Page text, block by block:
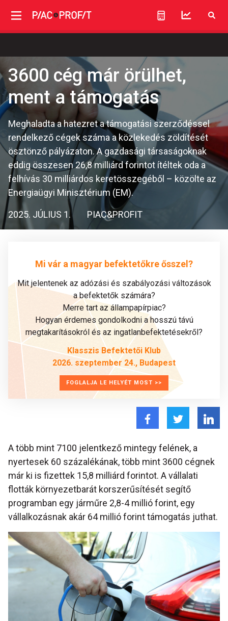
3600 cég már örülhet,
ment a támogatás
Meghaladta a hatezret a támogatási szerződéssel
rendelkező cégek száma a közlekedés zöldítését
ösztönző pályázaton. A gazdasági társaságoknak
eddig összesen 26,8 milliárd forintot ítéltek oda a
felhívás 30 milliárdos keretösszegéből – közölte az
Energiaügyi Minisztérium (EM).
2025. JÚLIUS 1. PIAC&PROFIT
Mi vár a magyar befektetőkre ősszel?
Mit jelentenek az adózási és szabályozási változások
a befektetők számára?
Merre tart az állampapírpiac?
Hogyan érdemes gondolkodni a hosszú távú
megtakarításokról és az ingatlanbefektetésekről?
Klasszis Befektetői Klub
2026. szeptember 24., Budapest
FOGLALJA LE HELYÉT MOST >>
A több mint 7100 jelentkező mintegy felének, a
nyertesek 60 százalékának, több mint 3600 cégnek
már ki is fizettek 15,8 milliárd forintot. A vállalati
flották környezetbarát korszerűsítését segítő
programban egy járműre 2,8-4 millió forint, egy
vállalkozásnak akár 64 millió forint támogatás juthat.